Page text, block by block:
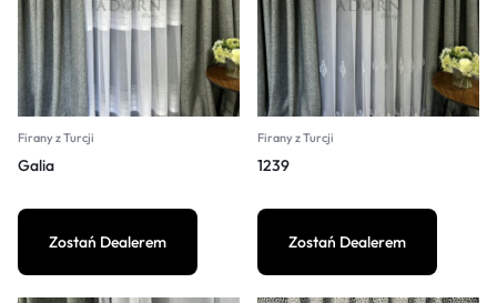
Firany z Turcji
Galia
Zostań Dealerem
Firany z Turcji
1239
Zostań Dealerem